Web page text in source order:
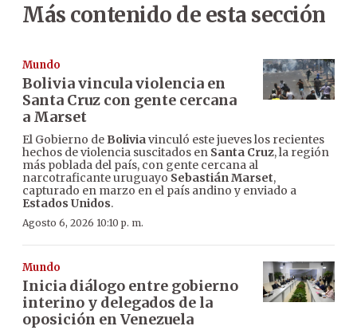
Más contenido de esta sección
Mundo
Bolivia vincula violencia en
Santa Cruz con gente cercana
a Marset
El Gobierno de Boliviavinculó este jueves los recientes
hechos de violencia suscitados en Santa Cruz, la región
más poblada del país, con gente cercana al
narcotraficante uruguayo Sebastián Marset,
capturado en marzo en el país andino y enviado a
Estados Unidos.
Agosto 6, 2026 10:10 p. m.
Mundo
Inicia diálogo entre gobierno
interino y delegados de la
oposición en Venezuela